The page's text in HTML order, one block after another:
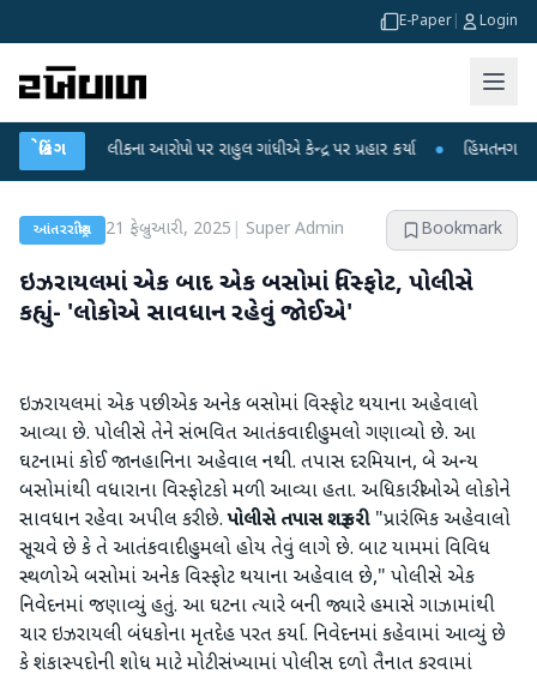
E-Paper Login
બ્રેકિંગ
લીકના આરોપો પર રાહુલ ગાંધીએ કેન્દ્ર પર પ્રહાર કર્યા ● હિંમતનગરમાં
આંતરરાષ્ટ્રીય 21 ફેબ્રુઆરી, 2025 Super Admin Bookmark
ઇઝરાયલમાં એક બાદ એક બસોમાં વિસ્ફોટ, પોલીસે
કહ્યું- 'લોકોએ સાવધાન રહેવું જોઈએ'
ઇઝરાયલમાં એક પછી એક અનેક બસોમાં વિસ્ફોટ થયાના અહેવાલો
આવ્યા છે. પોલીસે તેને સંભવિત આતંકવાદી હુમલો ગણાવ્યો છે. આ
ઘટનામાં કોઈ જાનહાનિના અહેવાલ નથી. તપાસ દરમિયાન, બે અન્ય
બસોમાંથી વધારાના વિસ્ફોટકો મળી આવ્યા હતા. અધિકારીઓએ લોકોને
સાવધાન રહેવા અપીલ કરી છે.પોલીસે તપાસ શરૂ કરી "પ્રારંભિક અહેવાલો
સૂચવે છે કે તે આતંકવાદી હુમલો હોય તેવું લાગે છે. બાટ યામમાં વિવિધ
સ્થળોએ બસોમાં અનેક વિસ્ફોટ થયાના અહેવાલ છે," પોલીસે એક
નિવેદનમાં જણાવ્યું હતું. આ ઘટના ત્યારે બની જ્યારે હમાસે ગાઝામાંથી
ચાર ઇઝરાયલી બંધકોના મૃતદેહ પરત કર્યા. નિવેદનમાં કહેવામાં આવ્યું છે
કે શંકાસ્પદોની શોધ માટે મોટી સંખ્યામાં પોલીસ દળો તૈનાત કરવામાં